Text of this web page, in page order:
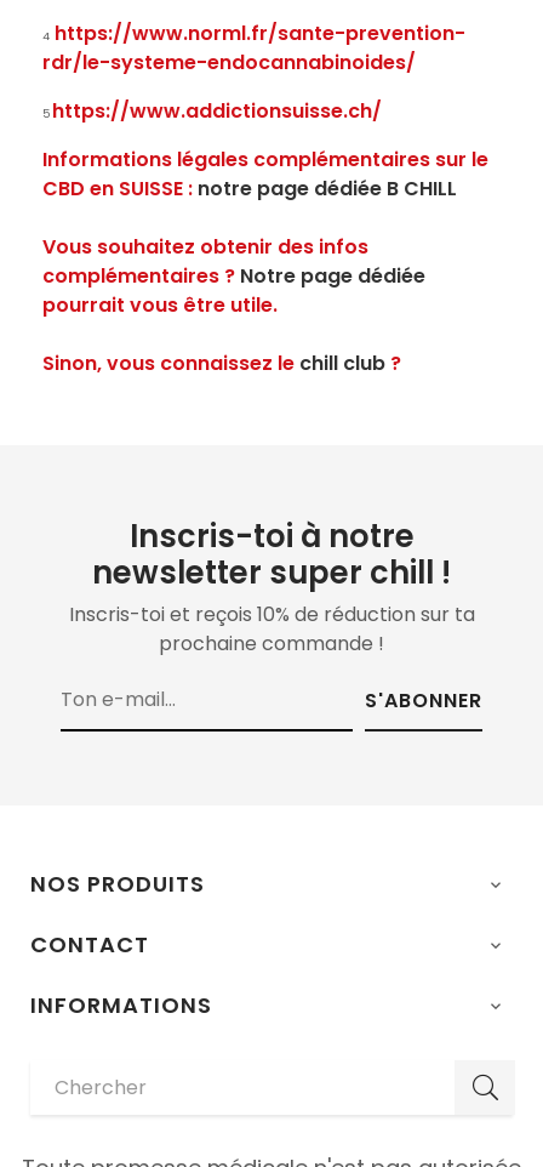
4 https://www.norml.fr/sante-prevention-
rdr/le-systeme-endocannabinoides/
5 https://www.addictionsuisse.ch/
Informations légales complémentaires sur le
CBD en SUISSE : notre page dédiée B CHILL
Vous souhaitez obtenir des infos
complémentaires ? Notre page dédiée
pourrait vous être utile.
Sinon, vous connaissez le chill club ?
Inscris-toi à notre
newsletter super chill !
Inscris-toi et reçois 10% de réduction sur ta
prochaine commande !
S'ABONNER
NOS PRODUITS 
CONTACT 
INFORMATIONS 